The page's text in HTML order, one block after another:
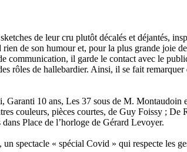
de leur cru plutôt décalés et déjantés,
de son humour et, pour la plus grande joie
communication, il garde le contact avec le
rôles de hallebardier. Ainsi, il se fait
Garanti 10 ans, Les 37 sous de M. Montaudoin
couleurs, pièces courtes, de Guy Foissy ; De
dans Place de l’horloge de Gérard Levoyer.
spectacle « spécial Covid » qui respecte les